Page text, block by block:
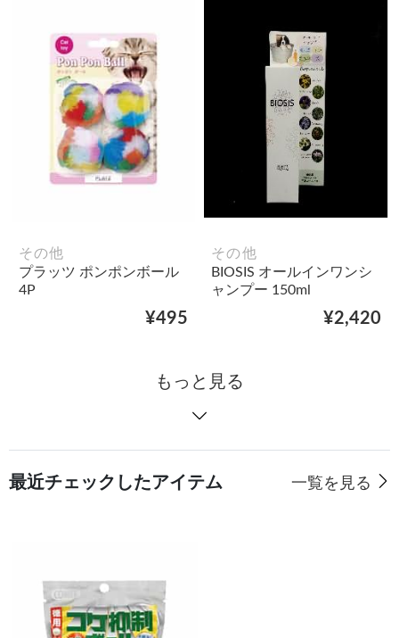
その他
プラッツ ポンポンボール
4P
¥495
その他
BIOSIS オールインワンシ
ャンプー 150ml
¥2,420
もっと見る
最近チェックしたアイテム 一覧を見る